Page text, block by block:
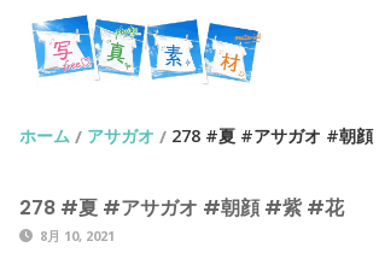
ホーム / アサガオ / 278 #夏 #アサガオ #朝
278 #夏 #アサガオ #朝顔 #紫 #花
8月 10, 2021